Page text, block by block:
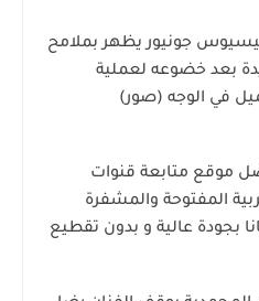
جونيور يظهر بملامح
بعد خضوعه لعملية
في الوجه (صور)
موقع متابعة قنوات
المفتوحة والمشفرة
بجودة عالية و بدون تقطيع